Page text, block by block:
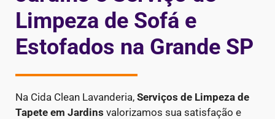
Limpeza de Sofá e
Estofados na Grande SP
Na Cida Clean Lavanderia, Serviços de Limpeza de
Tapete em Jardins valorizamos sua satisfação e